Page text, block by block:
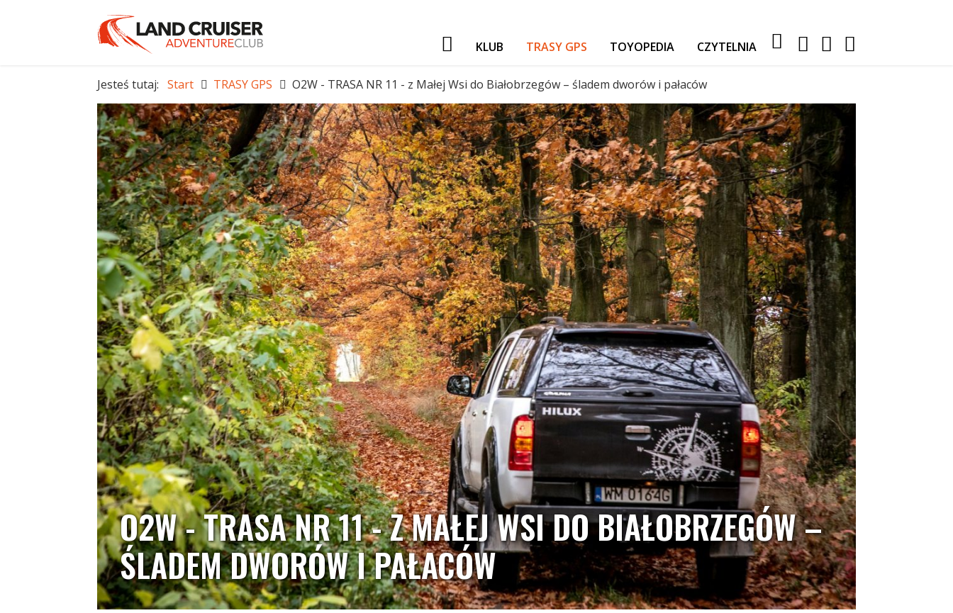
KLUB
NASZE IMPREZY
GADŻETY
GIEŁDA
FORUM TORF
TRASY GPS TOYOPEDIA CZYTELNIA
TESTY I PORADY
AUTA
SPORT
Jesteś tutaj: Start TRASY GPS O2W - TRASA NR 11 - z Małej Wsi do Białobrzegów – śladem dworów i pałaców
O2W - TRASA NR 11 - Z MAŁEJ WSI DO BIAŁOBRZEGÓW –
ŚLADEM DWORÓW I PAŁACÓW